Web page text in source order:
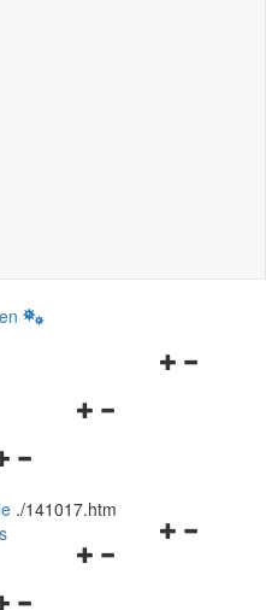
Navigationsmenü
./141017.htm
Navigationsmenü